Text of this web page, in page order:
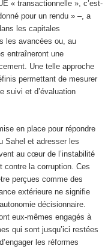
« transactionnelle », c’est-
pour un rendu » –, a
les capitales
les avancées ou, au
entraîneront une
Une telle approche
permettant de mesurer
suivi et d’évaluation
en place pour répondre
Sahel et adresser les
au cœur de l’instabilité
contre la corruption. Ces
perçues comme des
extérieure ne signifie
décisionnaire.
eux-mêmes engagés à
qui sont jusqu’ici restées
les réformes